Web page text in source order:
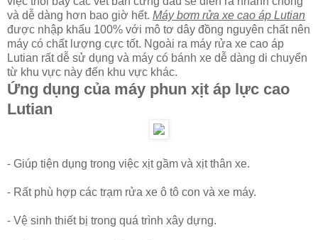
và dễ dàng hơn bao giờ hết. Máy bơm rửa xe cao áp Lutian
được nhập khẩu 100% với mô tơ dây đồng nguyên chất nên
máy có chất lượng cực tốt. Ngoài ra máy rửa xe cao áp
Lutian rất dễ sử dụng và máy có bánh xe dễ dàng di chuyển
từ khu vực này đến khu vực khác.
Ứng dụng của máy phun xịt áp lực cao
Lutian
- Giúp tiện dụng trong việc xịt gầm và xịt thân xe.
- Rất phù hợp các trạm rửa xe ô tô con và xe máy.
- Vệ sinh thiết bị trong quá trình xây dựng.